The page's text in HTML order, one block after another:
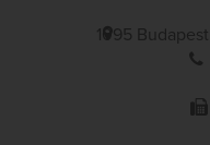
1095